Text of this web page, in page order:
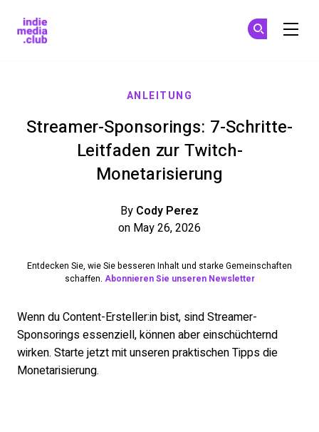
ANLEITUNG
Streamer-Sponsorings: 7-Schritte-
Leitfaden zur Twitch-
Monetarisierung
By Cody Perez
on May 26, 2026
Entdecken Sie, wie Sie besseren Inhalt und starke Gemeinschaften
schaffen. Abonnieren Sie unseren Newsletter
Wenn du Content-Ersteller:in bist, sind Streamer-
Sponsorings essenziell, können aber einschüchternd
wirken. Starte jetzt mit unseren praktischen Tipps die
Monetarisierung.